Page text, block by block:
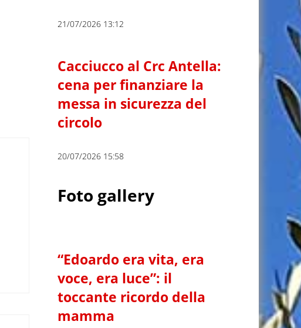
21/07/2026 13:12
Cacciucco al Crc Antella:
cena per finanziare la
messa in sicurezza del
circolo
20/07/2026 15:58
Foto gallery
“Edoardo era vita, era
voce, era luce”: il
toccante ricordo della
mamma